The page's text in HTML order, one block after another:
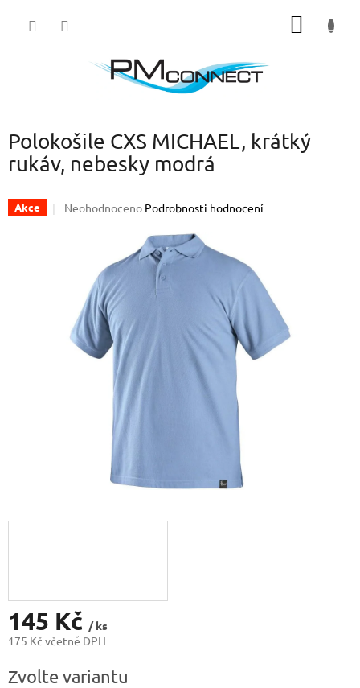
Polokošile CXS MICHAEL, krátký
rukáv, nebesky modrá
Akce
Průměrné
hvězdiček.
Neohodnoceno Podrobnosti hodnocení
145 Kč / ks
175 Kč včetně DPH
cena:
Zvolte variantu